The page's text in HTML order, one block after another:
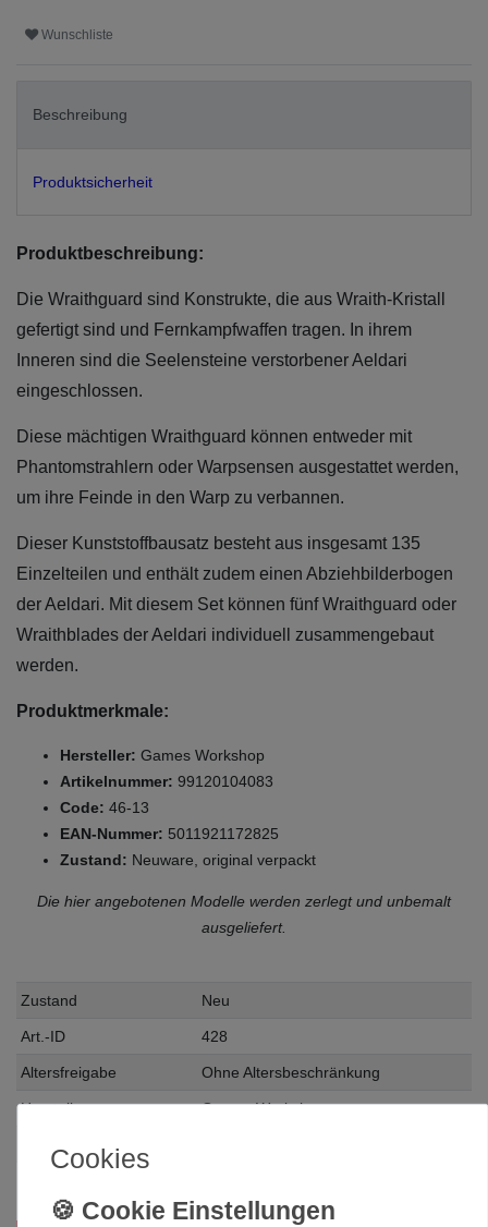
Wunschliste
Beschreibung
Produktsicherheit
Produktbeschreibung:
Die Wraithguard sind Konstrukte, die aus Wraith-Kristall
gefertigt sind und Fernkampfwaffen tragen. In ihrem
Inneren sind die Seelensteine verstorbener Aeldari
eingeschlossen.
Diese mächtigen Wraithguard können entweder mit
Phantomstrahlern oder Warpsensen ausgestattet werden,
um ihre Feinde in den Warp zu verbannen.
Dieser Kunststoffbausatz besteht aus insgesamt 135
Einzelteilen und enthält zudem einen Abziehbilderbogen
der Aeldari. Mit diesem Set können fünf Wraithguard oder
Wraithblades der Aeldari individuell zusammengebaut
werden.
Produktmerkmale:
Hersteller: Games Workshop
Artikelnummer: 99120104083
Code: 46-13
EAN-Nummer: 5011921172825
Zustand: Neuware, original verpackt
Die hier angebotenen Modelle werden zerlegt und unbemalt
ausgeliefert.
Zustand Neu
Art.-ID 428
Altersfreigabe Ohne Altersbeschränkung
Hersteller Games Workshop
Cookies